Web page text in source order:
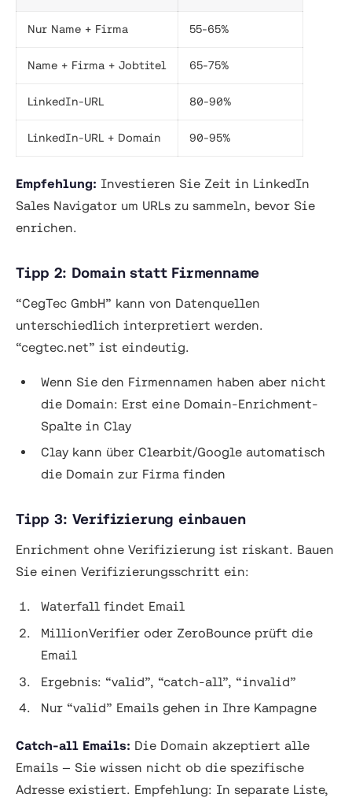
Nur Name + Firma 55-65%
Name + Firma + Jobtitel 65-75%
LinkedIn-URL 80-90%
LinkedIn-URL + Domain 90-95%
Empfehlung: Investieren Sie Zeit in LinkedIn
Sales Navigator um URLs zu sammeln, bevor Sie
enrichen.
Tipp 2: Domain statt Firmenname
“CegTec GmbH” kann von Datenquellen
unterschiedlich interpretiert werden.
“cegtec.net” ist eindeutig.
Wenn Sie den Firmennamen haben aber nicht
die Domain: Erst eine Domain-Enrichment-
Spalte in Clay
Clay kann über Clearbit/Google automatisch
die Domain zur Firma finden
Tipp 3: Verifizierung einbauen
Enrichment ohne Verifizierung ist riskant. Bauen
Sie einen Verifizierungsschritt ein:
Waterfall findet Email
MillionVerifier oder ZeroBounce prüft die
Email
Ergebnis: “valid”, “catch-all”, “invalid”
Nur “valid” Emails gehen in Ihre Kampagne
Catch-all Emails: Die Domain akzeptiert alle
Emails — Sie wissen nicht ob die spezifische
Adresse existiert. Empfehlung: In separate Liste,